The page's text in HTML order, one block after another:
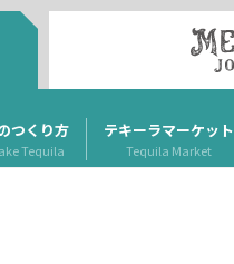
つくり方
Tequila
テキーラマーケット
Tequila Market